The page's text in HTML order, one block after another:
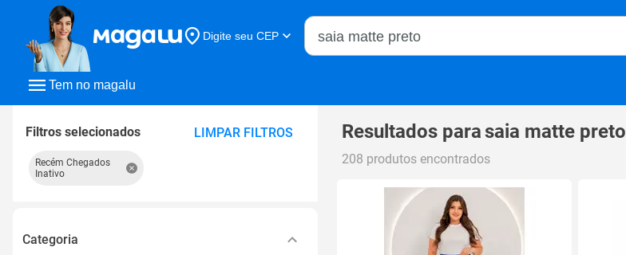
Tem no magalu
Digite seu CEP
Buscar no Magalu
Filtros selecionados LIMPAR FILTROS
Recém Chegados
Inativo
Categoria
Resultados parasaia matte preto
208 produtos encontrados